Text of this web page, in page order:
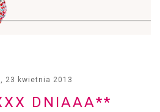
23 kwietnia 2013
DNIAAA**